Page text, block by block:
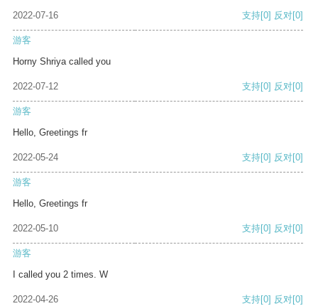
2022-07-16 支持[0] 反对[0]
游客
Horny Shriya called you
2022-07-12 支持[0] 反对[0]
游客
Hello, Greetings fr
2022-05-24 支持[0] 反对[0]
游客
Hello, Greetings fr
2022-05-10 支持[0] 反对[0]
游客
I called you 2 times. W
2022-04-26 支持[0] 反对[0]